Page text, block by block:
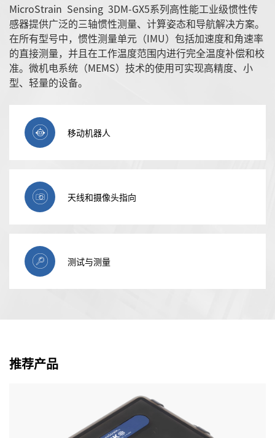
MicroStrain Sensing 3DM-GX5系列高性能工业级惯性传
感器提供广泛的三轴惯性测量、计算姿态和导航解决方案。
在所有型号中，惯性测量单元（IMU）包括加速度和角速率
的直接测量，并且在工作温度范围内进行完全温度补偿和校
准。微机电系统（MEMS）技术的使用可实现高精度、小
型、轻量的设备。
移动机器人
天线和摄像头指向
测试与测量
推荐产品